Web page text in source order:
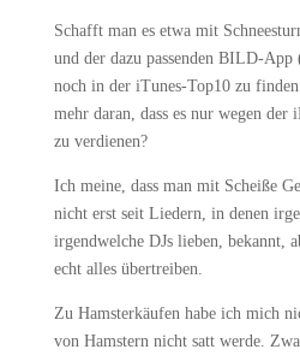
Schafft man es etwa mit
und der dazu passenden BILD-
noch in der iTunes-Top10 zu
mehr daran, dass es nur wegen der
zu verdienen?
Ich meine, dass man mit Scheiße
nicht erst seit Liedern, in denen
irgendwelche DJs lieben, bekannt,
echt alles übertreiben.
Zu Hamsterkäufen habe ich mich
von Hamstern nicht satt werde.